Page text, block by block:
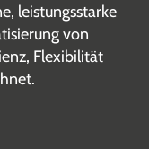
leistungsstarke
von
Flexibilität